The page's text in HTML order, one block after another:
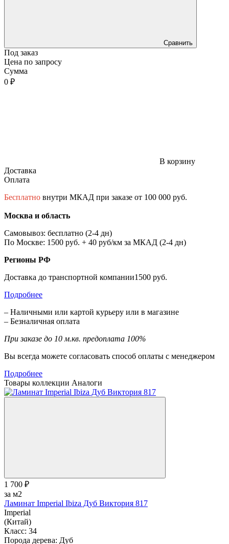
Сравнить
Под заказ
Цена по запросу
Сумма
0 ₽
В корзину
Доставка
Оплата
Бесплатно внутри МКАД при заказе от 100 000 руб.
Москва и область
Самовывоз: бесплатно (2-4 дн)
По Москве: 1500 руб. + 40 руб/км за МКАД (2-4 дн)
Регионы РФ
Доставка до транспортной компании1500 руб.
Подробнее
– Наличными или картой курьеру или в магазине
– Безналичная оплата
При заказе до 10 м.кв. предоплата 100%
Вы всегда можете согласовать способ оплаты с менеджером
Подробнее
Товары коллекции Аналоги
1 700 ₽
за м2
Ламинат Imperial Ibiza Дуб Виктория 817
Imperial
(Китай)
Класс: 34
Порода дерева: Дуб